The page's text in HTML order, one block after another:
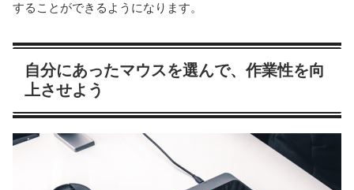
することができるようになります。
自分にあったマウスを選んで、作業性を向
上させよう